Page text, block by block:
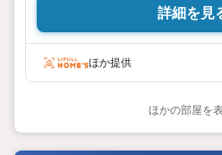
す！ご自宅にお迎えも可能です！
詳細を見
ほか提供
ほかの部屋を